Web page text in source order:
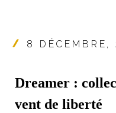
8 DÉCEMBRE,
Dreamer :
vent de liberté